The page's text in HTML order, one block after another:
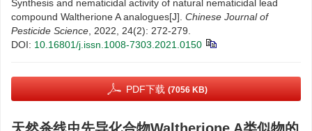
Synthesis and nematicidal activity of natural nematicidal lead
compound Waltherione A analogues[J]. Chinese Journal of
Pesticide Science , 2022, 24(2): 272-279.
DOI: 10.16801/j.issn.1008-7303.2021.0150
PDF下载 (7056 KB)